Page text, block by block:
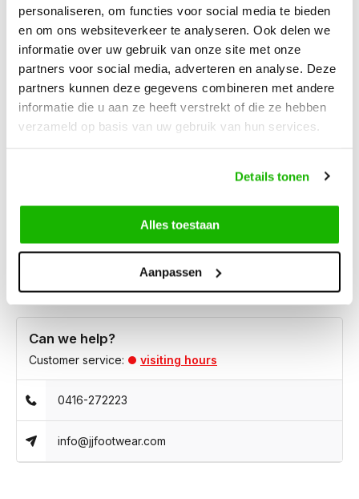
personaliseren, om functies voor social media te bieden
en om ons websiteverkeer te analyseren. Ook delen we
informatie over uw gebruik van onze site met onze
partners voor social media, adverteren en analyse. Deze
partners kunnen deze gegevens combineren met andere
informatie die u aan ze heeft verstrekt of die ze hebben
verzameld op basis van uw gebruik van hun services.
Details tonen
Alles toestaan
Aanpassen
Free Shippingfrom €100,-
1500+ models in stock
Description
Brora - Black
chunky full track sole. Battle is cut from full grain battle
Can we help?
Customer service: visiting hours
0416-272223
info@jjfootwear.com